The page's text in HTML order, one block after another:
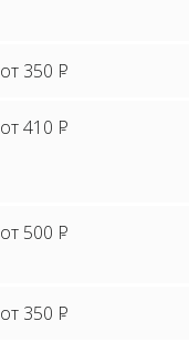
от 350 Р
от 410 Р
от 500 Р
от 350 Р